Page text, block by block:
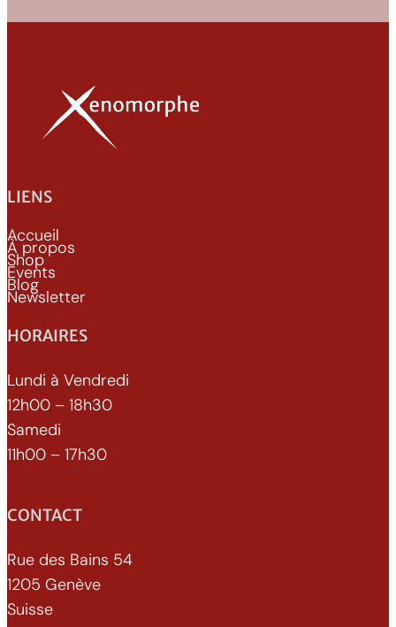
LIENS
Accueil
À propos
Shop
Events
Blog
Newsletter
HORAIRES
Lundi à Vendredi
12h00 – 18h30
Samedi
11h00 – 17h30
CONTACT
Rue des Bains 54
1205 Genève
Suisse